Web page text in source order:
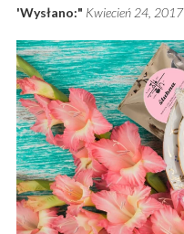
'Wysłano:" Kwiecień 24, 2017